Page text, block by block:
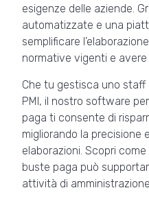
esigenze delle aziende.
automatizzate e una
semplificare
normative vigenti e
Che tu gestisca uno staff
PMI, il nostro software
paga ti consente di
migliorando la precisione
elaborazioni. Scopri
buste paga può
attività di